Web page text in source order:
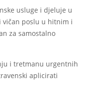
usluge i djeluje u
vičan poslu u hitnim i
za samostalno
i tretmanu urgentnih
aplicirati